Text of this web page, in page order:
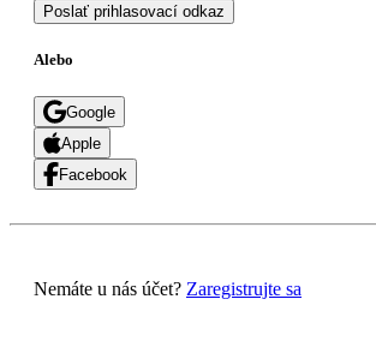
Poslať prihlasovací odkaz
Alebo
Google
Apple
Facebook
Nemáte u nás účet? Zaregistrujte sa